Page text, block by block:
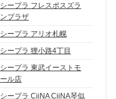
シープラ フレスポスズラ
ンプラザ
シープラ アリオ札幌
シープラ 狸小路4丁目
シープラ 東武イーストモ
ール店
シープラ CiiNA CiiNA琴似